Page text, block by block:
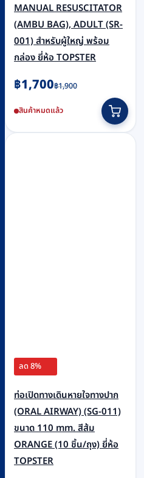
MANUAL RESUSCITATOR
(AMBU BAG), ADULT (SR-
001) สำหรับผู้ใหญ่ พร้อม
กล่อง ยี่ห้อ TOPSTER
฿1,900
Original
was:
฿1,900.
฿1,700
Current
is:
฿1,700.
สินค้าหมดแล้ว
ลด 8%
ท่อเปิดทางเดินหายใจทางปาก
(ORAL AIRWAY) (SG-011)
ขนาด 110 mm. สีส้ม
ORANGE (10 ชิ้น/ถุง) ยี่ห้อ
TOPSTER